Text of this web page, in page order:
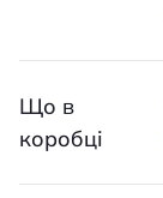
Що в
коробці